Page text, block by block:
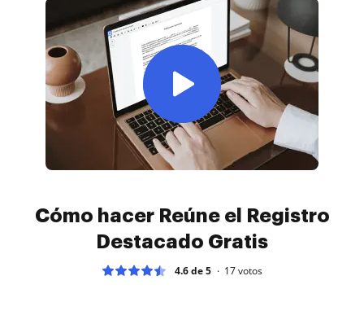
Cómo hacer Reúne el Registro
Destacado Gratis
4.6 de 5 17votos